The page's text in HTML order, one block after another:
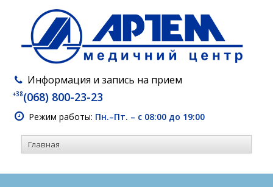
Информация и запись на прием
+38(068) 800-23-23
Режим работы: Пн.–Пт. – с 08:00 до 19:00